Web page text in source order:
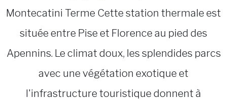
Montecatini Terme Cette station thermale est
située entre Pise et Florence au pied des
Apennins. Le climat doux, les splendides parcs
avec une végétation exotique et
l'infrastructure touristique donnent à